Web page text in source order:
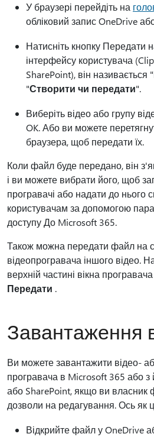
У браузері перейдіть на
обліковий запис OneDrive
Натисніть кнопку Передати
інтерфейсу користувача
SharePoint), він називається "
"Створити чи передати".
Виберіть відео або групу
OK. Або ви можете
браузера, щоб передати їх.
Коли файл буде передано, він
і ви можете вибрати його, щоб
програвачі або надати до нього
користувачам за допомогою
доступу До Microsoft 365.
Також можна передати файл на
відеопрогравача іншого відео.
верхній частині вікна
Передати .
Завантаження
Ви можете завантажити відео-
програвача в Microsoft 365 або з
або SharePoint, якщо ви власник
дозволи на редагування. Ось як
Відкрийте файл у OneDrive